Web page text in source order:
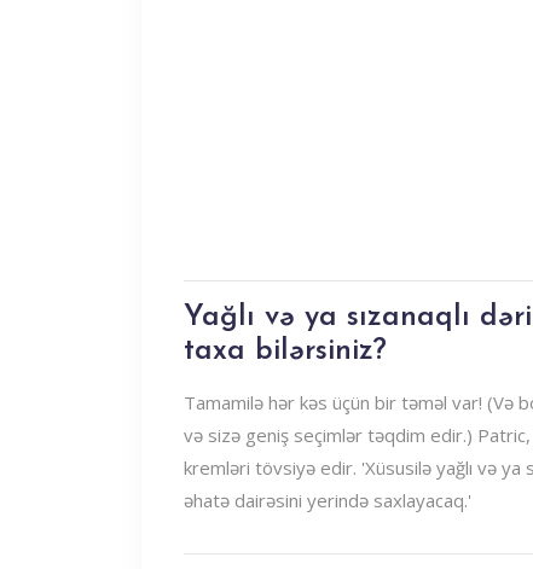
Yağlı və ya sızanaqlı
taxa bilərsiniz?
Tamamilə hər kəs üçün bir təməl var! (Və
və sizə geniş seçimlər təqdim edir.) Patric,
kremləri tövsiyə edir. 'Xüsusilə yağlı və ya
əhatə dairəsini yerində saxlayacaq.'